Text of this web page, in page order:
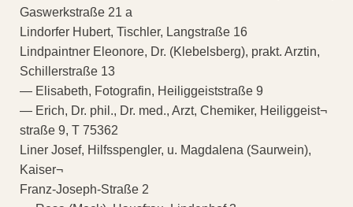
Gaswerkstraße 21 a
Lindorfer Hubert, Tischler, Langstraße 16
Lindpaintner Eleonore, Dr. (Klebelsberg), prakt. Arztin,
Schillerstraße 13
— Elisabeth, Fotografin, Heiliggeiststraße 9
— Erich, Dr. phil., Dr. med., Arzt, Chemiker, Heiliggeist¬
straße 9, T 75362
Liner Josef, Hilfsspengler, u. Magdalena (Saurwein),
Kaiser¬
Franz-Joseph-Straße 2